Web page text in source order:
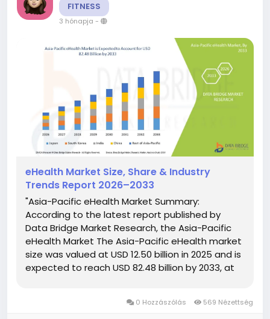
FITNESS
3 hónapja -
eHealth Market Size, Share & Industry
Trends Report 2026–2033
"Asia-Pacific eHealth Market Summary:
According to the latest report published by
Data Bridge Market Research, the Asia-Pacific
eHealth Market The Asia-Pacific eHealth market
size was valued at USD 12.50 billion in 2025 and is
expected to reach USD 82.48 billion by 2033, at
0 Hozzászólás 569 Nézettség